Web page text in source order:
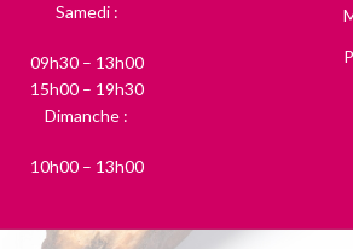
Samedi :
09h30 – 13h00
15h00 – 19h30
Dimanche :
10h00 – 13h00